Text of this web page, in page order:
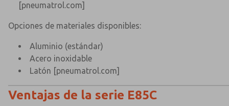
[pneumatrol.com]
Opciones de materiales disponibles:
Aluminio (estándar)
Acero inoxidable
Latón [pneumatrol.com]
Ventajas de la serie E85C